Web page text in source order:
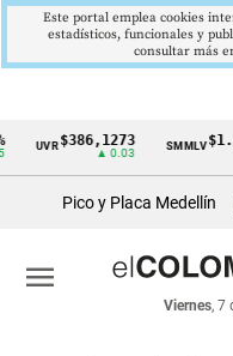
Cintillo
económicos
Colombia
$386,1273
▲ 0.03
SMMLV
Pico y Placa Medellín
Viernes, 7
menu
Este portal emplea cookies
estadísticos, funcionales y
consultar más